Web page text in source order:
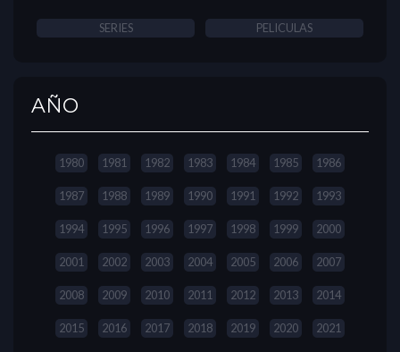
SERIES PELICULAS
AÑO
1980 1981 1982 1983 1984 1985 1986
1987 1988 1989 1990 1991 1992 1993
1994 1995 1996 1997 1998 1999 2000
2001 2002 2003 2004 2005 2006 2007
2008 2009 2010 2011 2012 2013 2014
2015 2016 2017 2018 2019 2020 2021